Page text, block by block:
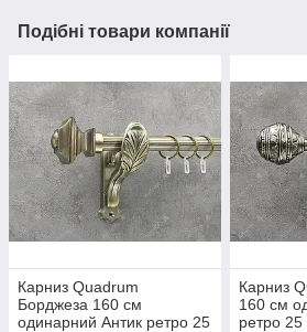
Подібні товари компанії
Карниз Quadrum
Борджеза 160 см
одинарний Антик ретро 25
Карниз
160 см
ретро